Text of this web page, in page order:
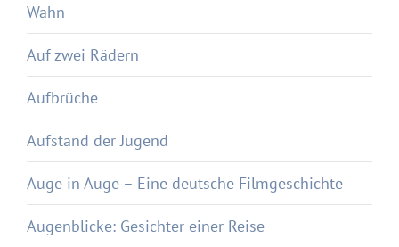
Wahn
Auf zwei Rädern
Aufbrüche
Aufstand der Jugend
Auge in Auge – Eine deutsche Filmgeschichte
Augenblicke: Gesichter einer Reise